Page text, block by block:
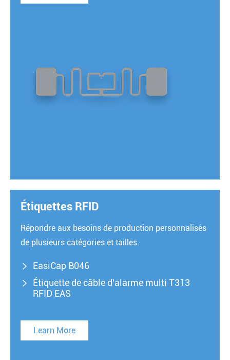
Étiquettes RFID
Répondre aux besoins de production personnalisés
de plusieurs catégories et tailles.
 EasiCap B046

Étiquette de câble d'alarme multi T313
RFID EAS
Learn More